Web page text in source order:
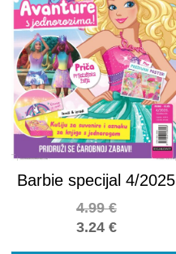
Barbie specijal 4/2025
3.24 €
4.99€